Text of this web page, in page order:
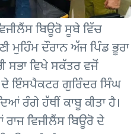
ਬਿਊਰੋ ਸੂਬੇ ਵਿੱਚ
ਮੁਹਿੰਮ ਦੌਰਾਨ ਅੱਜ ਪਿੰਡ ਭੂਰਾ
ਸਭਾ ਵਿਖੇ ਸਕੱਤਰ ਵਜੋਂ
ਦੇ ਇੰਸਪੈਕਟਰ ਗੁਰਿੰਦਰ ਸਿੰਘ
ਰੰਗੇ ਹੱਥੀਂ ਕਾਬੂ ਕੀਤਾ ਹੈ।
ਰਾਜ ਵਿਜੀਲੈਂਸ ਬਿਊਰੋ ਦੇ